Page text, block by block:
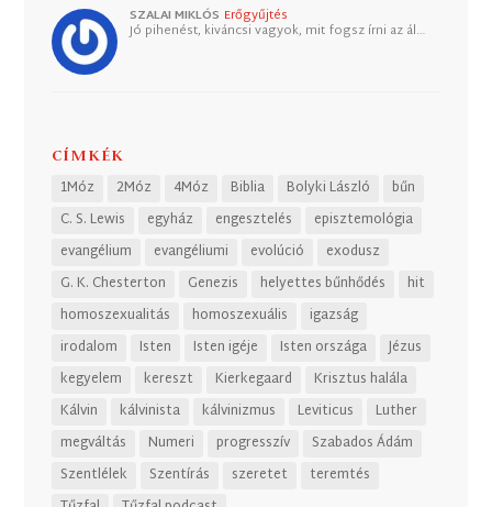
SZALAI MIKLÓS Erőgyűjtés
Jó pihenést, kiváncsi vagyok, mit fogsz írni az ál…
CÍMKÉK
1Móz 2Móz 4Móz Biblia Bolyki László
bűn
C. S. Lewis
egyház engesztelés
episztemológia
evangélium
evangéliumi evolúció
exodusz
G. K. Chesterton
Genezis helyettes bűnhődés
hit
homoszexualitás
homoszexuális
igazság
irodalom
Isten Isten igéje Isten országa
Jézus
kegyelem
kereszt Kierkegaard
Krisztus halála
Kálvin
kálvinista kálvinizmus Leviticus
Luther
megváltás
Numeri progresszív
Szabados Ádám
Szentlélek
Szentírás szeretet
teremtés